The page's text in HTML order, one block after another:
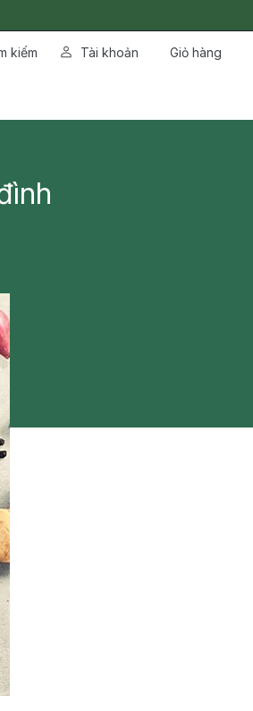
kiếm Tài khoản Giỏ hàng